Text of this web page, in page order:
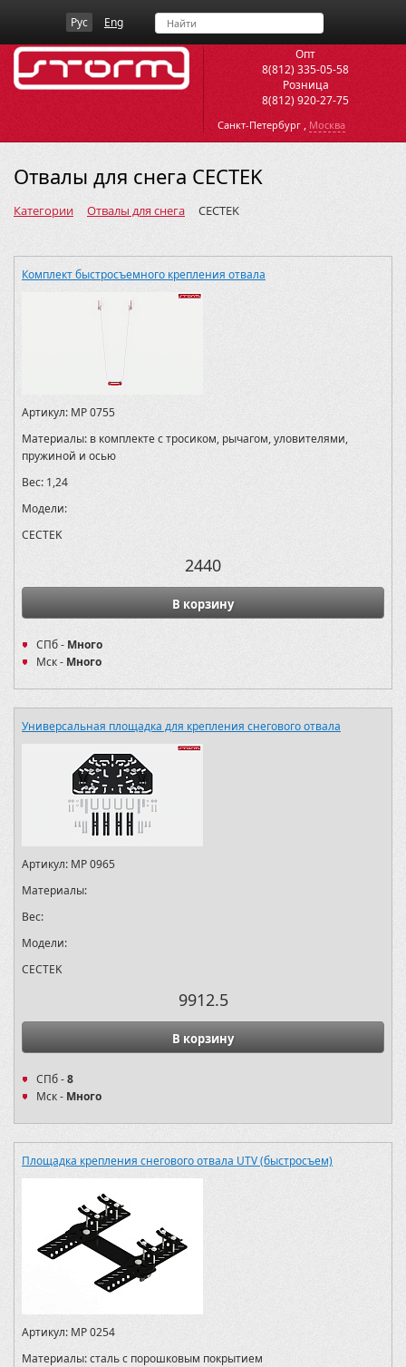
Рус Eng
Опт
8(812) 335-05-58
Розница
8(812) 920-27-75
Санкт-Петербург , Москва
Отвалы для снега CECTEK
Категории Отвалы для снега CECTEK
Комплект быстросъемного крепления отвала
Артикул: MP 0755
Материалы: в комплекте с тросиком, рычагом, уловителями,
пружиной и осью
Вес: 1,24
Модели:
CECTEK
2440
В корзину
СПб - Много
Мск - Много
Универсальная площадка для крепления снегового отвала
Артикул: MP 0965
Материалы:
Вес:
Модели:
CECTEK
9912.5
В корзину
СПб -8
Мск - Много
Площадка крепления снегового отвала UTV (быстросъем)
Артикул: MP 0254
Материалы:сталь с порошковым покрытием